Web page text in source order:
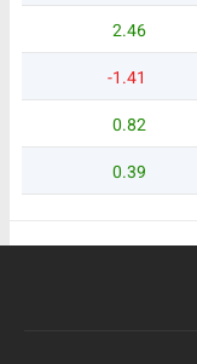
2.46
-1.41
0.82
0.39